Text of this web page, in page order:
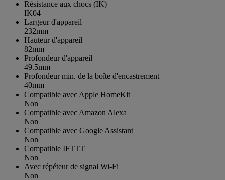
Résistance aux chocs (IK)
IK04
Largeur d'appareil
232mm
Hauteur d'appareil
82mm
Profondeur d'appareil
49.5mm
Profondeur min. de la boîte d'encastrement
40mm
Compatible avec Apple HomeKit
Non
Compatible avec Amazon Alexa
Non
Compatible avec Google Assistant
Non
Compatible IFTTT
Non
Avec répéteur de signal Wi-Fi
Non